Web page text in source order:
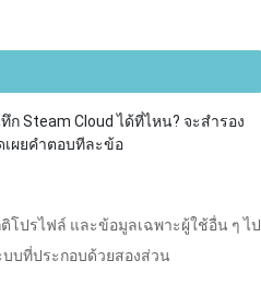
Steam Cloud ได้ที่ไหน? จะสำรอง
เผยคำตอบทีละข้อ
โปรไฟล์ และข้อมูลเฉพาะผู้ใช้อื่น ๆ ไป
บบที่ประกอบด้วยสองส่วน